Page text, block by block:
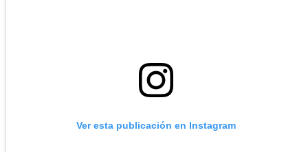
Ver esta publicación en Instagram